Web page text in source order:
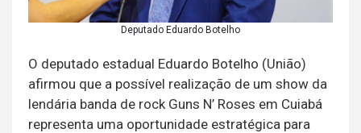
Deputado Eduardo Botelho
O deputado estadual Eduardo Botelho (União)
afirmou que a possível realização de um show da
lendária banda de rock Guns N’ Roses em Cuiabá
representa uma oportunidade estratégica para